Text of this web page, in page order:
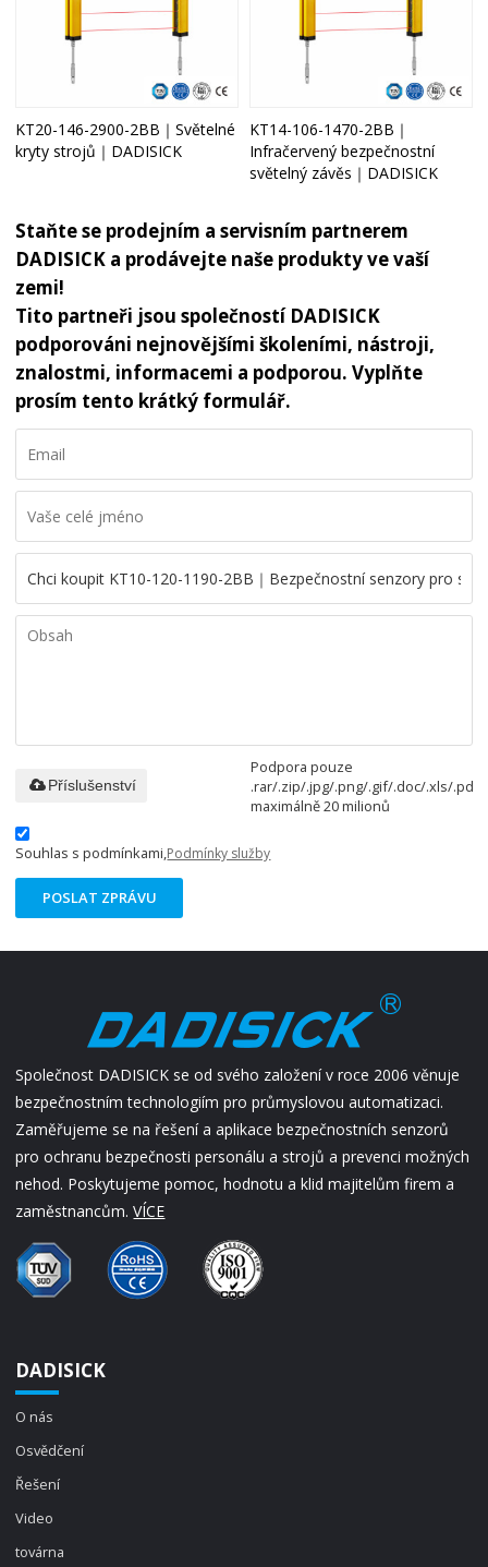
KT20-146-2900-2BB｜Světelné
kryty strojů｜DADISICK
KT14-106-1470-2BB｜
Infračervený bezpečnostní
světelný závěs｜DADISICK
Staňte se prodejním a servisním partnerem
DADISICK a prodávejte naše produkty ve vaší
zemi!
Tito partneři jsou společností DADISICK
podporováni nejnovějšími školeními, nástroji,
znalostmi, informacemi a podporou. Vyplňte
prosím tento krátký formulář.
Podpora pouze
.rar/.zip/.jpg/.png/.gif/.doc/.xls/.pdf,
maximálně 20 milionů
Příslušenství
Souhlas s podmínkami,Podmínky služby
POSLAT ZPRÁVU
Společnost DADISICK se od svého založení v roce 2006 věnuje
bezpečnostním technologiím pro průmyslovou automatizaci.
Zaměřujeme se na řešení a aplikace bezpečnostních senzorů
pro ochranu bezpečnosti personálu a strojů a prevenci možných
nehod. Poskytujeme pomoc, hodnotu a klid majitelům firem a
zaměstnancům.VÍCE
DADISICK
O nás
Osvědčení
Řešení
Video
továrna